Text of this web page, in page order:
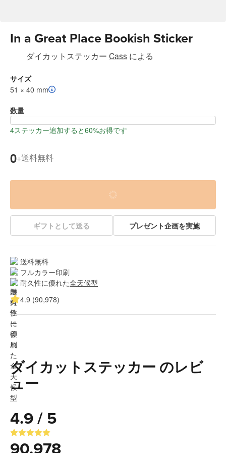
In a Great Place Bookish Sticker
ダイカットステッカー Cass による
サイズ
51 × 40 mm
数量
4ステッカー追加すると60%お得です
0+送料無料
ギフトとして送る プレゼント企画を実施
送料無料
フルカラー印刷
耐久性に優れた全天候型
4.9 (90,978)
ダイカットステッカー のレビ
ュー
4.9 / 5
90,978